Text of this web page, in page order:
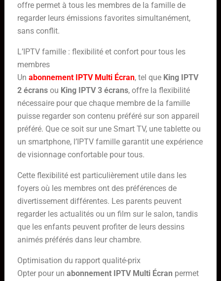
offre permet à tous les membres de la famille de
regarder leurs émissions favorites simultanément,
sans conflit.
L’IPTV famille : flexibilité et confort pour tous les
membres
Un abonnement IPTV Multi Écran, tel que King IPTV
2 écransou King IPTV 3 écrans, offre la flexibilité
nécessaire pour que chaque membre de la famille
puisse regarder son contenu préféré sur son appareil
préféré. Que ce soit sur une Smart TV, une tablette ou
un smartphone, l’IPTV famille garantit une expérience
de visionnage confortable pour tous.
Cette flexibilité est particulièrement utile dans les
foyers où les membres ont des préférences de
divertissement différentes. Les parents peuvent
regarder les actualités ou un film sur le salon, tandis
que les enfants peuvent profiter de leurs dessins
animés préférés dans leur chambre.
Optimisation du rapport qualité-prix
Opter pour un abonnement IPTV Multi Écran permet